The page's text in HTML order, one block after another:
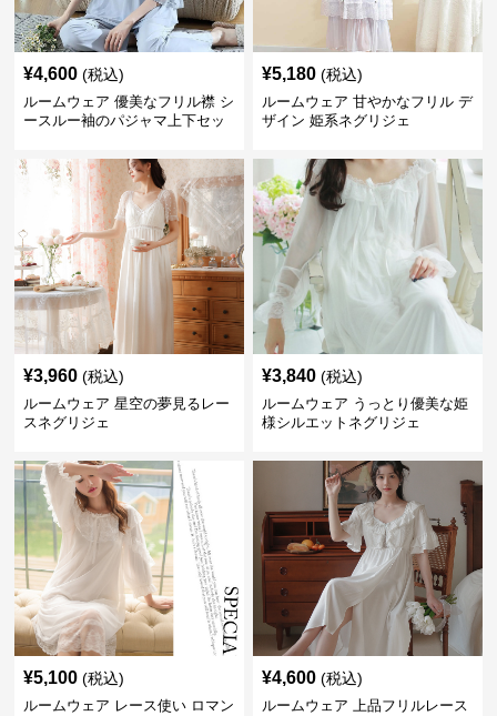
¥4,600 (税込)
ルームウェア 優美なフリル襟 シ
ースルー袖のパジャマ上下セッ
¥5,180 (税込)
ルームウェア 甘やかなフリル デ
ザイン 姫系ネグリジェ
¥3,960 (税込)
ルームウェア 星空の夢見るレー
スネグリジェ
¥3,840 (税込)
ルームウェア うっとり優美な姫
様シルエットネグリジェ
¥5,100 (税込)
ルームウェア レース使い ロマン
¥4,600 (税込)
ルームウェア 上品フリルレース